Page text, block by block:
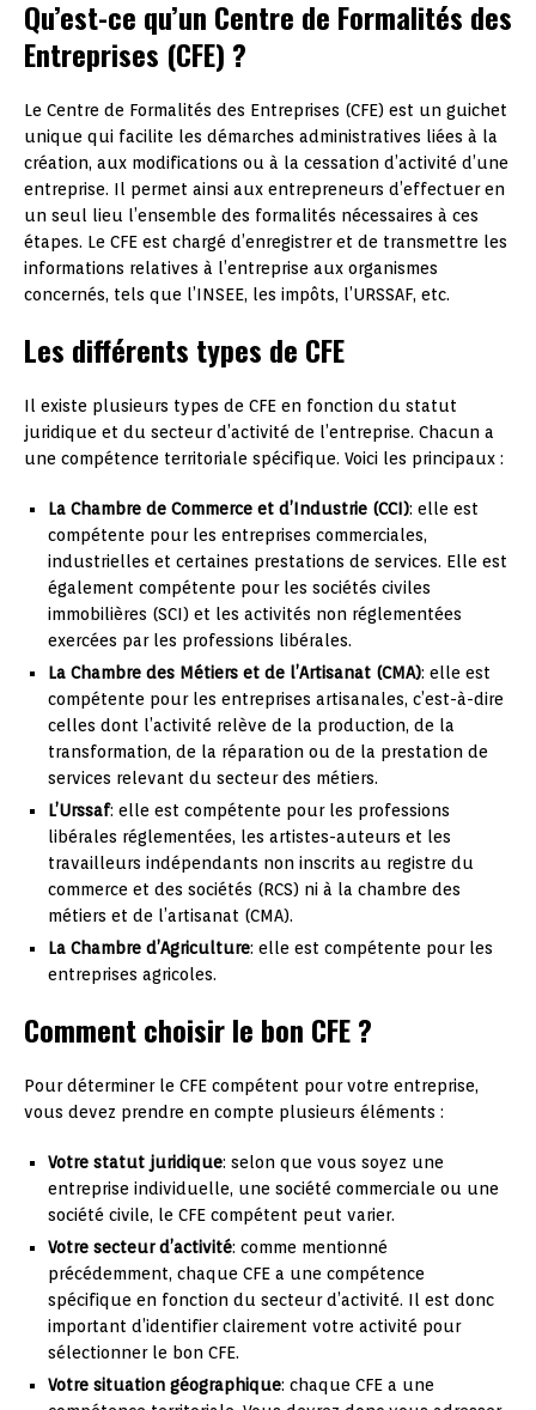
Qu’est-ce qu’un Centre de Formalités des
Entreprises (CFE) ?
Le Centre de Formalités des Entreprises (CFE) est un guichet
unique qui facilite les démarches administratives liées à la
création, aux modifications ou à la cessation d’activité d’une
entreprise. Il permet ainsi aux entrepreneurs d’effectuer en
un seul lieu l’ensemble des formalités nécessaires à ces
étapes. Le CFE est chargé d’enregistrer et de transmettre les
informations relatives à l’entreprise aux organismes
concernés, tels que l’INSEE, les impôts, l’URSSAF, etc.
Les différents types de CFE
Il existe plusieurs types de CFE en fonction du statut
juridique et du secteur d’activité de l’entreprise. Chacun a
une compétence territoriale spécifique. Voici les principaux :
La Chambre de Commerce et d’Industrie (CCI): elle est
compétente pour les entreprises commerciales,
industrielles et certaines prestations de services. Elle est
également compétente pour les sociétés civiles
immobilières (SCI) et les activités non réglementées
exercées par les professions libérales.
La Chambre des Métiers et de l’Artisanat (CMA): elle est
compétente pour les entreprises artisanales, c’est-à-dire
celles dont l’activité relève de la production, de la
transformation, de la réparation ou de la prestation de
services relevant du secteur des métiers.
L’Urssaf: elle est compétente pour les professions
libérales réglementées, les artistes-auteurs et les
travailleurs indépendants non inscrits au registre du
commerce et des sociétés (RCS) ni à la chambre des
métiers et de l’artisanat (CMA).
La Chambre d’Agriculture: elle est compétente pour les
entreprises agricoles.
Comment choisir le bon CFE ?
Pour déterminer le CFE compétent pour votre entreprise,
vous devez prendre en compte plusieurs éléments :
Votre statut juridique: selon que vous soyez une
entreprise individuelle, une société commerciale ou une
société civile, le CFE compétent peut varier.
Votre secteur d’activité: comme mentionné
précédemment, chaque CFE a une compétence
spécifique en fonction du secteur d’activité. Il est donc
important d’identifier clairement votre activité pour
sélectionner le bon CFE.
Votre situation géographique: chaque CFE a une